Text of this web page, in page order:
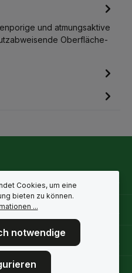
und atmungsaktive
Oberfläche-
Cookies, um eine
bieten zu können.
...
notwendige